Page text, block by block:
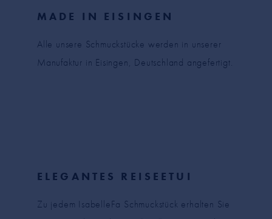
MADE IN EISINGEN
Alle unsere Schmuckstücke werden in unserer
Manufaktur in Eisingen, Deutschland angefertigt.
ELEGANTES REISEETUI
Zu jedem IsabelleFa Schmuckstück erhalten Sie